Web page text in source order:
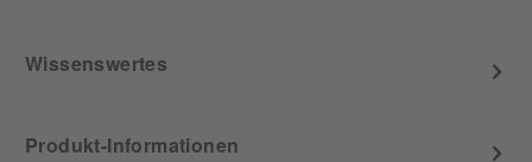
Wissenswertes
Produkt-Informationen